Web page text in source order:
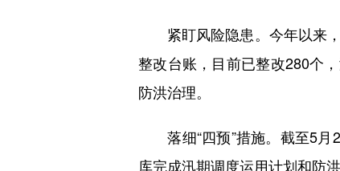
紧盯风险隐患。今年以来，
整改台账，目前已整改280个
防洪治理。
落细“四预”措施。截至5月
库完成汛期调度运用计划和防